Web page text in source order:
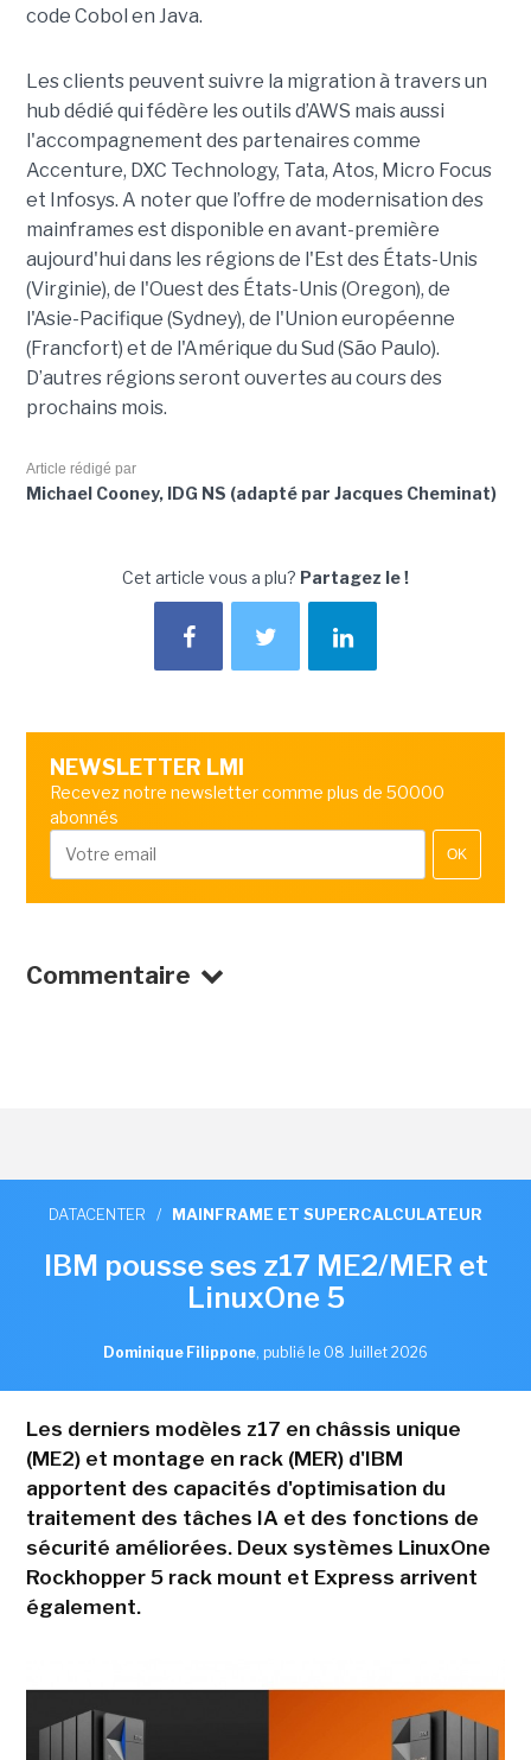
code Cobol en Java.
Les clients peuvent suivre la migration à travers un
hub dédié qui fédère les outils d’AWS mais aussi
l'accompagnement des partenaires comme
Accenture, DXC Technology, Tata, Atos, Micro Focus
et Infosys. A noter que l’offre de modernisation des
mainframes est disponible en avant-première
aujourd'hui dans les régions de l'Est des États-Unis
(Virginie), de l'Ouest des États-Unis (Oregon), de
l'Asie-Pacifique (Sydney), de l'Union européenne
(Francfort) et de l'Amérique du Sud (São Paulo).
D’autres régions seront ouvertes au cours des
prochains mois.
Article rédigé par
Michael Cooney, IDG NS (adapté par Jacques Cheminat)
Cet article vous a plu? Partagez le !
NEWSLETTER LMI
Recevez notre newsletter comme plus de 50000
abonnés
OK
Commentaire
DATACENTER / MAINFRAME ET SUPERCALCULATEUR
IBM pousse ses z17 ME2/MER et
LinuxOne 5
Dominique Filippone, publié le 08 Juillet 2026
Les derniers modèles z17 en châssis unique
(ME2) et montage en rack (MER) d'IBM
apportent des capacités d'optimisation du
traitement des tâches IA et des fonctions de
sécurité améliorées. Deux systèmes LinuxOne
Rockhopper 5 rack mount et Express arrivent
également.